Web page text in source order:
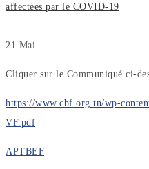
affectées par le COVID-19
21 Mai
Cliquer sur le Communiqué ci-
https://www.cbf.org.tn/wp-
VF.pdf
APTBEF